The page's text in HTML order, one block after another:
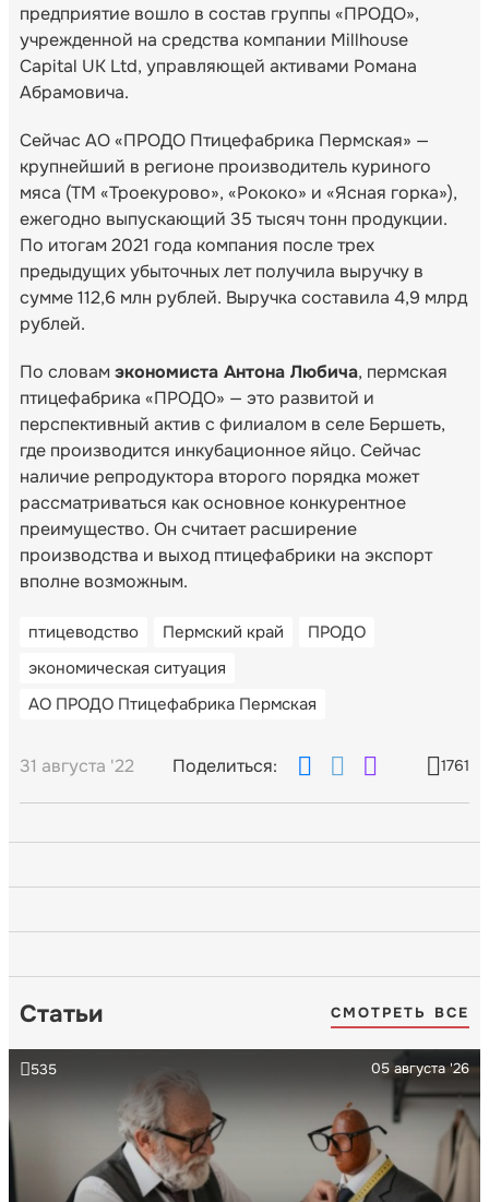
предприятие вошло в состав группы «ПРОДО»,
учрежденной на средства компании Millhouse
Capital UK Ltd, управляющей активами Романа
Абрамовича.
Сейчас АО «ПРОДО Птицефабрика Пермская» —
крупнейший в регионе производитель куриного
мяса (ТМ «Троекурово», «Рококо» и «Ясная горка»),
ежегодно выпускающий 35 тысяч тонн продукции.
По итогам 2021 года компания после трех
предыдущих убыточных лет получила выручку в
сумме 112,6 млн рублей. Выручка составила 4,9 млрд
рублей.
По словам экономиста Антона Любича, пермская
птицефабрика «ПРОДО» — это развитой и
перспективный актив с филиалом в селе Бершеть,
где производится инкубационное яйцо. Сейчас
наличие репродуктора второго порядка может
рассматриваться как основное конкурентное
преимущество. Он считает расширение
производства и выход птицефабрики на экспорт
вполне возможным.
птицеводство Пермский край
ПРОДО
экономическая ситуация
АО ПРОДО Птицефабрика Пермская
31 августа '22 Поделиться: 1761
Статьи СМОТРЕТЬ ВСЕ
05 августа '26
535